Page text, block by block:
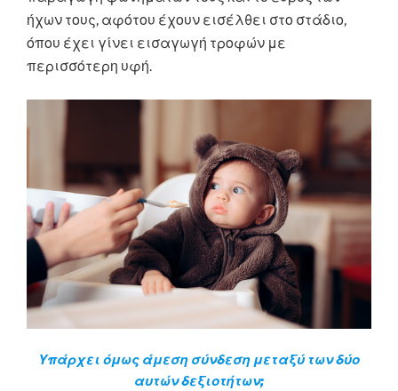
ήχων τους, αφότου έχουν εισέλθει στο στάδιο,
όπου έχει γίνει εισαγωγή τροφών με
περισσότερη υφή.
Υπάρχει όμως άμεση σύνδεση μεταξύ των δύο
αυτών δεξιοτήτων;